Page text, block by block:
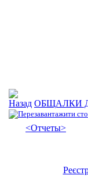
ОБЩАЛКИ
<Отчеты>